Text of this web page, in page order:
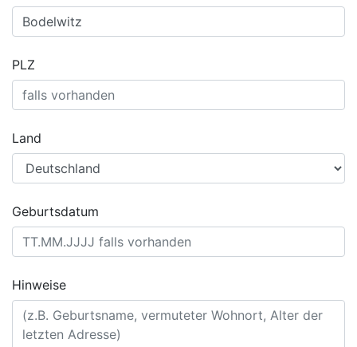
PLZ
Land
Geburtsdatum
Hinweise